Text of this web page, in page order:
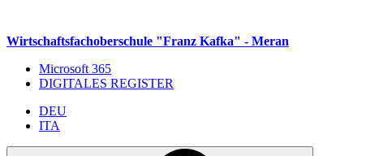
Weiter zum Inhalt
Zum Navigationsmenü gehen
Zur Fußzeile springen
Wirtschaftsfachoberschule "Franz Kafka" - Meran
Microsoft 365
DIGITALES REGISTER
DEU
ITA